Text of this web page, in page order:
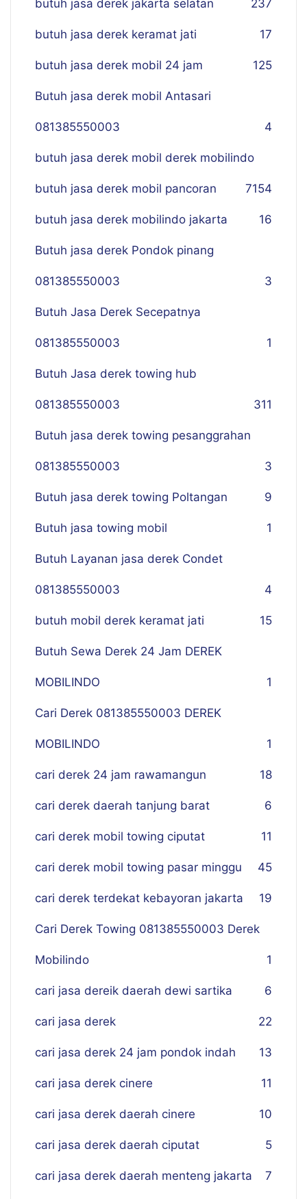
butuh jasa derek jakarta selatan 237
butuh jasa derek keramat jati 17
butuh jasa derek mobil 24 jam 125
Butuh jasa derek mobil Antasari
081385550003 4
butuh jasa derek mobil derek mobilindo
154
butuh jasa derek mobil pancoran 7
butuh jasa derek mobilindo jakarta 16
Butuh jasa derek Pondok pinang
081385550003 3
Butuh Jasa Derek Secepatnya
081385550003 1
Butuh Jasa derek towing hub
081385550003 311
Butuh jasa derek towing pesanggrahan
081385550003 3
Butuh jasa derek towing Poltangan 9
Butuh jasa towing mobil 1
Butuh Layanan jasa derek Condet
081385550003 4
butuh mobil derek keramat jati 15
Butuh Sewa Derek 24 Jam DEREK
MOBILINDO 1
Cari Derek 081385550003 DEREK
MOBILINDO 1
cari derek 24 jam rawamangun 18
cari derek daerah tanjung barat 6
cari derek mobil towing ciputat 11
cari derek mobil towing pasar minggu 45
cari derek terdekat kebayoran jakarta 19
Cari Derek Towing 081385550003 Derek
Mobilindo 1
cari jasa dereik daerah dewi sartika 6
cari jasa derek 22
cari jasa derek 24 jam pondok indah 13
cari jasa derek cinere 11
cari jasa derek daerah cinere 10
cari jasa derek daerah ciputat 5
cari jasa derek daerah menteng jakarta 7